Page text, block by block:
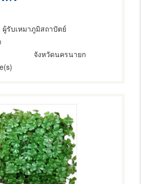
ผู้รับเหมาภูมิสถาปัตย์
จังหวัดนครนายก